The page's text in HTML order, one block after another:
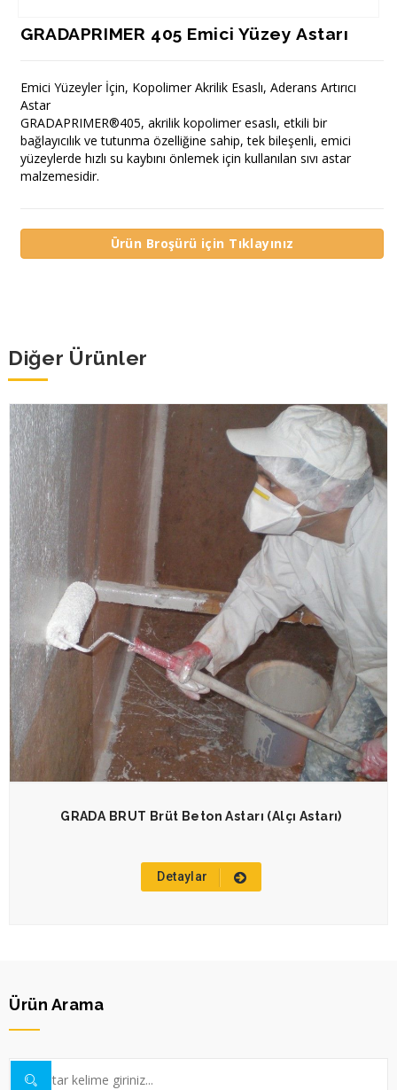
GRADAPRIMER 405 Emici Yüzey Astarı
Emici Yüzeyler İçin, Kopolimer Akrilik Esaslı, Aderans Artırıcı
Astar
GRADAPRIMER®405, akrilik kopolimer esaslı, etkili bir
bağlayıcılık ve tutunma özelliğine sahip, tek bileşenli, emici
yüzeylerde hızlı su kaybını önlemek için kullanılan sıvı astar
malzemesidir.
Ürün Broşürü için Tıklayınız
Diğer Ürünler
GRADA BRUT Brüt Beton Astarı (Alçı Astarı)
Detaylar
Ürün Arama